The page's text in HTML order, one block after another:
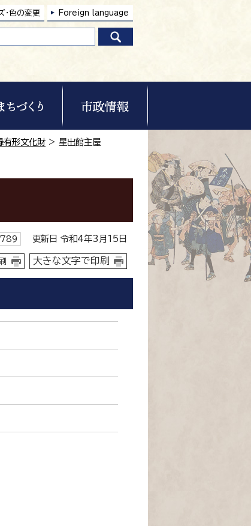
・色の変更 Foreign language
有形文化財 > 星出館主屋
更新日 令和4年3月15日
大きな文字で印刷